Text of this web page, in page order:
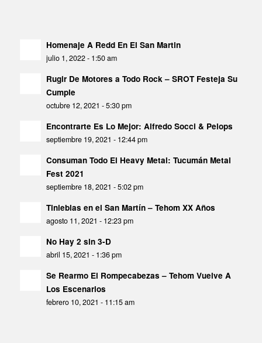
Homenaje A Redd En El San Martin
julio 1, 2022 - 1:50 am
Rugir De Motores a Todo Rock – SROT Festeja Su
Cumple
octubre 12, 2021 - 5:30 pm
Encontrarte Es Lo Mejor: Alfredo Socci & Pelops
septiembre 19, 2021 - 12:44 pm
Consuman Todo El Heavy Metal: Tucumán Metal
Fest 2021
septiembre 18, 2021 - 5:02 pm
Tinieblas en el San Martín – Tehom XX Años
agosto 11, 2021 - 12:23 pm
No Hay 2 sin 3-D
abril 15, 2021 - 1:36 pm
Se Rearmo El Rompecabezas – Tehom Vuelve A
Los Escenarios
febrero 10, 2021 - 11:15 am